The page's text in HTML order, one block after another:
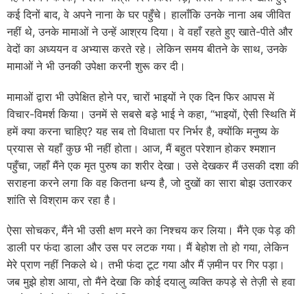
कई दिनों बाद, वे अपने नाना के घर पहुँचे। हालाँकि उनके नाना अब जीवित
नहीं थे, उनके मामाओं ने उन्हें आश्रय दिया। वे वहाँ रहते हुए खाते-पीते और
वेदों का अध्ययन व अभ्यास करते रहे। लेकिन समय बीतने के साथ, उनके
मामाओं ने भी उनकी उपेक्षा करनी शुरू कर दी।
मामाओं द्वारा भी उपेक्षित होने पर, चारों भाइयों ने एक दिन फिर आपस में
विचार-विमर्श किया। उनमें से सबसे बड़े भाई ने कहा, “भाइयों, ऐसी स्थिति में
हमें क्या करना चाहिए? यह सब तो विधाता पर निर्भर है, क्योंकि मनुष्य के
प्रयास से यहाँ कुछ भी नहीं होता। आज, मैं बहुत परेशान होकर श्मशान
पहुँचा, जहाँ मैंने एक मृत पुरुष का शरीर देखा। उसे देखकर मैं उसकी दशा की
सराहना करने लगा कि वह कितना धन्य है, जो दुखों का सारा बोझ उतारकर
शांति से विश्राम कर रहा है।
ऐसा सोचकर, मैंने भी उसी क्षण मरने का निश्चय कर लिया। मैंने एक पेड़ की
डाली पर फंदा डाला और उस पर लटक गया। मैं बेहोश तो हो गया, लेकिन
मेरे प्राण नहीं निकले थे। तभी फंदा टूट गया और मैं ज़मीन पर गिर पड़ा।
जब मुझे होश आया, तो मैंने देखा कि कोई दयालु व्यक्ति कपड़े से तेज़ी से हवा